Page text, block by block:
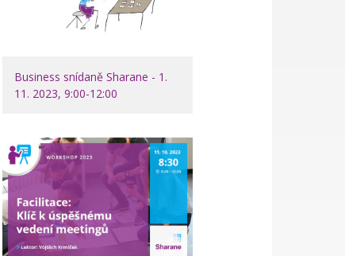
Business snídaně Sharane - 1.
11. 2023, 9:00-12:00